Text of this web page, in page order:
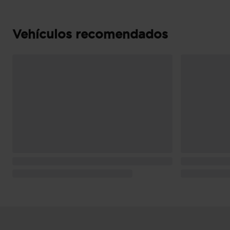
conductor Kg (peso en vacio incluido
Vehículos recomendados